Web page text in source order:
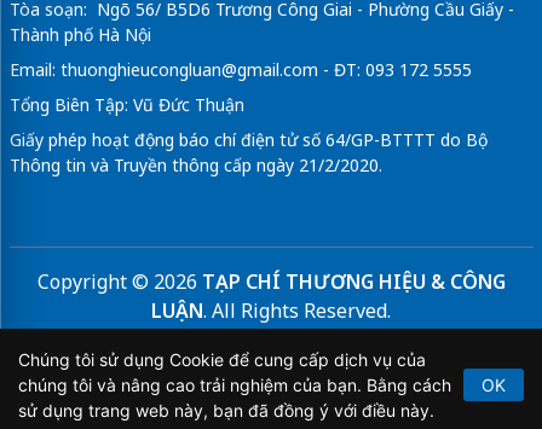
Tòa soạn: Ngõ 56/ B5D6 Trương Công Giai - Phường Cầu Giấy -
Thành phố Hà Nội
Email: thuonghieucongluan@gmail.com - ĐT: 093 172 5555
Tổng Biên Tập: Vũ Đức Thuận
Giấy phép hoạt động báo chí điện tử số 64/GP-BTTTT do Bộ
Thông tin và Truyền thông cấp ngày 21/2/2020.
Copyright © 2026 TẠP CHÍ THƯƠNG HIỆU & CÔNG
LUẬN. All Rights Reserved.
Bản quyền thuộc Tạp chí Thương hiệu và Công luận. Cấm
sao chép dưới mọi hình thức nếu không có sự chấp thuận
bằng văn bản.
Chúng tôi sử dụng Cookie để cung cấp dịch vụ của
chúng tôi và nâng cao trải nghiệm của bạn. Bằng cách
sử dụng trang web này, bạn đã đồng ý với điều này.
OK